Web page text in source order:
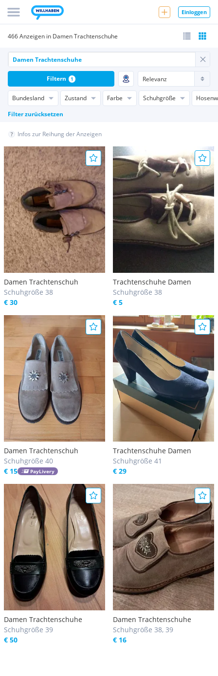
Einloggen
466 Anzeigen in Damen Trachtenschuhe
Bundesland Zustand Farbe Schuhgröße
Filter zurücksetzen
Filtern 1
Infos zur Reihung der Anzeigen
Damen Trachtenschuh
Schuhgröße 38
€ 30
Trachtenschuhe Damen
Schuhgröße 38
€ 5
Damen Trachtenschuh
Schuhgröße 40
€ 15
PayLivery
Trachtenschuhe Damen
Schuhgröße 41
€ 29
Damen Trachtenschuhe
Schuhgröße 39
€ 50
Damen Trachtenschuhe
Schuhgröße 38, 39
€ 16